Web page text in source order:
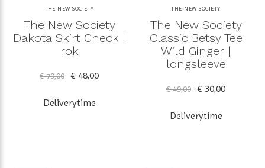
THE NEW SOCIETY
The New Society
Dakota Skirt Check |
rok
€ 79,00 € 48,00
Deliverytime
THE NEW SOCIETY
The New Society
Classic Betsy Tee
Wild Ginger |
longsleeve
€ 49,00 € 30,00
Deliverytime